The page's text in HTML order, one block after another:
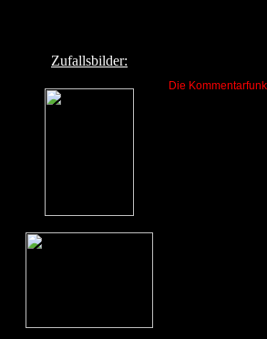
Zufallsbilder:
Die